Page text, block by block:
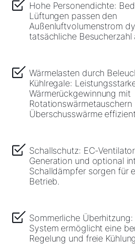
Hohe Personendichte:
Lüftungen passen den
Außenluftvolumenstrom
tatsächliche Besucherzahl
Wärmelasten durch
Kühlregale:
Wärmerückgewinnung mit
Rotationswärmetauschern
Überschusswärme
Schallschutz: EC-
Generation und optional
Schalldämpfer sorgen für
Betrieb.
Sommerliche Überhitzung:
System ermöglicht eine
Regelung und freie